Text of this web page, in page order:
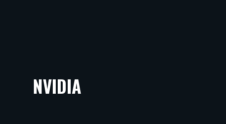
NVIDIA